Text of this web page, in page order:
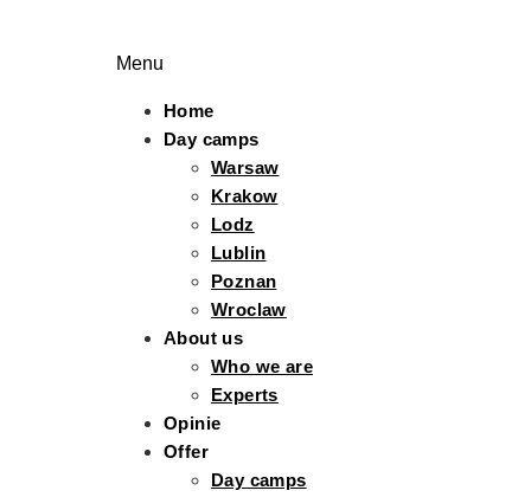
Menu
Home
Day camps
Warsaw
Krakow
Lodz
Lublin
Poznan
Wroclaw
About us
Who we are
Experts
Opinie
Offer
Day camps